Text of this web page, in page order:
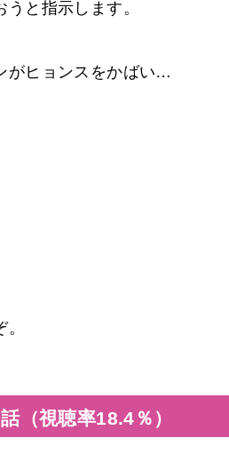
と指示します。
がヒョンスをかばい…
（視聴率18.4％）